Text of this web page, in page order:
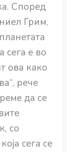
Според
Грим,
сега е во
ова како
рече
да се
со
сега се